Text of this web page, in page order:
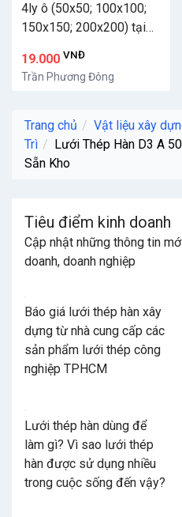
4ly ô (50x50; 100x100;
150x150; 200x200) tại
19.000 VNĐ
Trần Phương Đông
Trang chủ Vật liệu xây
Trì
Lưới Thép Hàn D3 A
Sẵn Kho
Tiêu điểm kinh doanh
Cập nhật những thông tin
doanh, doanh nghiệp
Báo giá lưới thép hàn xây
dựng từ nhà cung cấp các
sản phẩm lưới thép công
nghiệp TPHCM
Lưới thép hàn dùng để
làm gì? Vì sao lưới thép
hàn được sử dụng nhiều
trong cuộc sống đến vậy?